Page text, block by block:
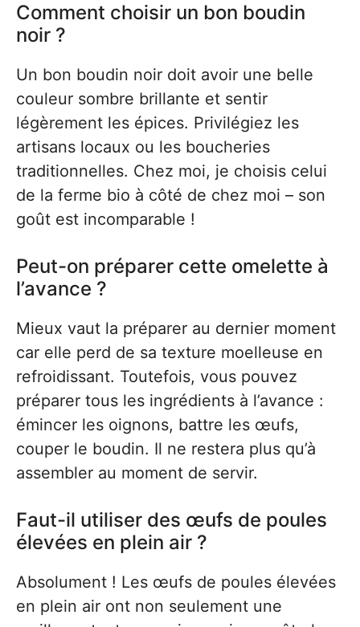
Comment choisir un bon boudin
noir ?
Un bon boudin noir doit avoir une belle
couleur sombre brillante et sentir
légèrement les épices. Privilégiez les
artisans locaux ou les boucheries
traditionnelles. Chez moi, je choisis celui
de la ferme bio à côté de chez moi – son
goût est incomparable !
Peut-on préparer cette omelette à
l’avance ?
Mieux vaut la préparer au dernier moment
car elle perd de sa texture moelleuse en
refroidissant. Toutefois, vous pouvez
préparer tous les ingrédients à l’avance :
émincer les oignons, battre les œufs,
couper le boudin. Il ne restera plus qu’à
assembler au moment de servir.
Faut-il utiliser des œufs de poules
élevées en plein air ?
Absolument ! Les œufs de poules élevées
en plein air ont non seulement une